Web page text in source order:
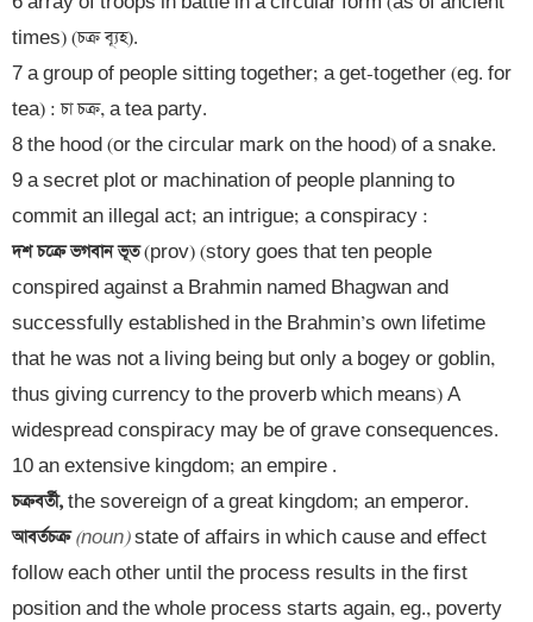
times) (চক্র ব্যূহ).
7 a group of people sitting together; a get-together (eg. for
tea) : চা চক্র, a tea party.
8 the hood (or the circular mark on the hood) of a snake.
9 a secret plot or machination of people planning to
দশ চক্রে ভগবান ভূত (prov) (story goes that ten people
conspired against a Brahmin named Bhagwan and
successfully established in the Brahmin’s own lifetime
that he was not a living being but only a bogey or goblin,
thus giving currency to the proverb which means) A
widespread conspiracy may be of grave consequences.
চক্রবর্তী,
আবর্তচক্র (noun) state of affairs in which cause and effect
follow each other until the process results in the first
position and the whole process starts again, eg., poverty